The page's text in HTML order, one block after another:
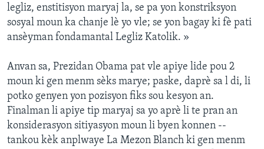
legliz, enstitisyon maryaj la, se pa yon konstriksyon
sosyal moun ka chanje lè yo vle; se yon bagay ki fè pati
ansèyman fondamantal Legliz Katolik. »
Anvan sa, Prezidan Obama pat vle apiye lide pou 2
moun ki gen menm sèks marye; paske, daprè sa l di, li
potko genyen yon pozisyon fiks sou kesyon an.
Finalman li apiye tip maryaj sa yo aprè li te pran an
konsiderasyon sitiyasyon moun li byen konnen --
tankou kèk anplwaye La Mezon Blanch ki gen menm